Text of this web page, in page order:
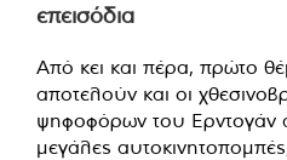
επεισόδια
Από κει και πέρα, πρώτο
αποτελούν και οι
ψηφοφόρων του Ερντογάν
μεγάλες